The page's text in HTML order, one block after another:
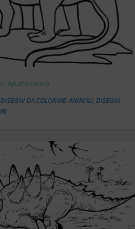
Apatosauro
DISEGNI DA COLORARE: ANIMALI,DISEGNI